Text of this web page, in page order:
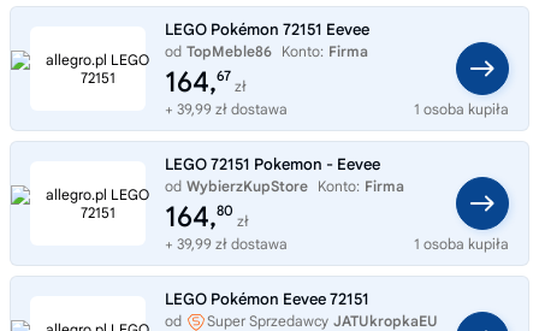
LEGO Pokémon 72151 Eevee
od TopMeble86 Konto: Firma
164,67
zł
+ 39,99 zł dostawa
1 osoba kupiła
LEGO 72151 Pokemon - Eevee
od WybierzKupStore Konto: Firma
164,80
zł
+ 39,99 zł dostawa
1 osoba kupiła
LEGO Pokémon Eevee 72151
od Super Sprzedawcy JATUkropkaEU